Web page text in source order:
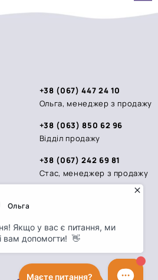
+38 (067) 447 24 10
Ольга, менеджер з продажу
+38 (063) 850 62 96
Відділ продажу
+38 (067) 242 69 81
Стас, менеджер з продажу